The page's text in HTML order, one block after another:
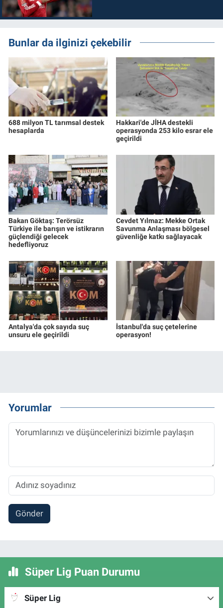
Bunlar da ilginizi çekebilir
688 milyon TL tarımsal destek
hesaplarda
Hakkari'de JİHA destekli
operasyonda 253 kilo esrar ele
geçirildi
Bakan Göktaş: Terörsüz
Türkiye ile barışın ve istikrarın
güçlendiği gelecek
hedefliyoruz
Cevdet Yılmaz: Mekke Ortak
Savunma Anlaşması bölgesel
güvenliğe katkı sağlayacak
Antalya'da çok sayıda suç
unsuru ele geçirildi
İstanbul'da suç çetelerine
operasyon!
Yorumlar
Gönder
Süper Lig Puan Durumu
Süper Lig